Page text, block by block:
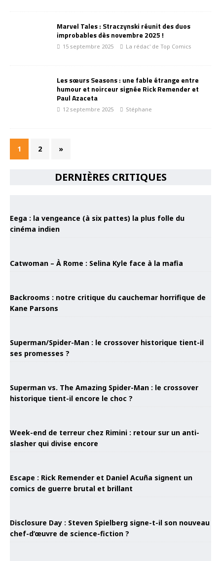
Marvel Tales : Straczynski réunit des duos
improbables dès novembre 2025 !
15 septembre 2025 La rédac' de Top Comics
Les sœurs Seasons : une fable étrange entre
humour et noirceur signée Rick Remender et
Paul Azaceta
12 septembre 2025 Stéphane
1 2 »
DERNIÈRES CRITIQUES
Eega : la vengeance (à six pattes) la plus folle du
cinéma indien
Catwoman – À Rome : Selina Kyle face à la mafia
Backrooms : notre critique du cauchemar horrifique de
Kane Parsons
Superman/Spider-Man : le crossover historique tient-il
ses promesses ?
Superman vs. The Amazing Spider-Man : le crossover
historique tient-il encore le choc ?
Week-end de terreur chez Rimini : retour sur un anti-
slasher qui divise encore
Escape : Rick Remender et Daniel Acuña signent un
comics de guerre brutal et brillant
Disclosure Day : Steven Spielberg signe-t-il son nouveau
chef-d’œuvre de science-fiction ?